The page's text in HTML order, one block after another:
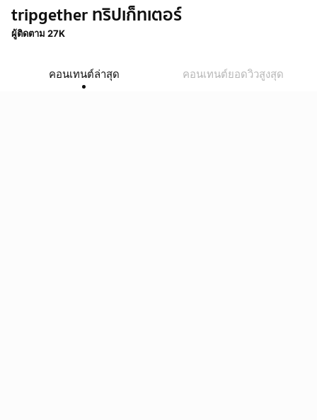
tripgether ทริปเก็ทเตอร์
ผู้ติดตาม 27K
คอนเทนต์ล่าสุด คอนเทนต์ยอดวิวสูงสุด